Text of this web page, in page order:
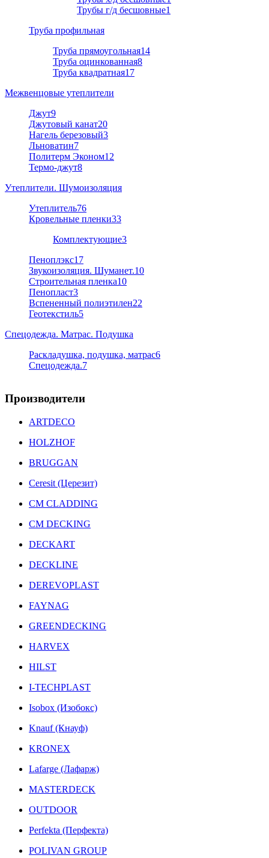
Трубы г/д бесшовные1
Труба профильная
Труба прямоугольная14
Труба оцинкованная8
Труба квадратная17
Межвенцовые утеплители
Джут9
Джутовый канат20
Нагель березовый3
Льноватин7
Политерм Эконом12
Термо-джут8
Утеплители. Шумоизоляция
Утеплитель76
Кровельные пленки33
Комплектующие3
Пеноплэкс17
Звукоизоляция. Шуманет.10
Строительная пленка10
Пенопласт3
Вспененный полиэтилен22
Геотекстиль5
Спецодежда. Матрас. Подушка
Раскладушка, подушка, матрас6
Спецодежда.7
Производители
ARTDECO
HOLZHOF
BRUGGAN
Ceresit (Церезит)
CM CLADDING
CM DECKING
DECKART
DECKLINE
DEREVOPLAST
FAYNAG
GREENDECKING
HARVEX
HILST
I-TECHPLAST
Isobox (Изобокс)
Knauf (Кнауф)
KRONEX
Lafarge (Лафарж)
MASTERDECK
OUTDOOR
Perfekta (Перфекта)
POLIVAN GROUP